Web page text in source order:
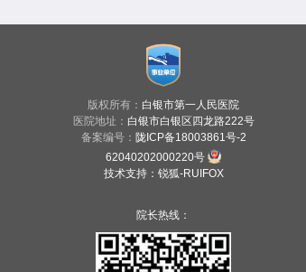
版权所有： 白银市第一人民医院
医院地址： 白银市白银区四龙路222号
备案编号： 陇ICP备18003861号-2
62040202000220号
技术支持： 锐狐-RUIFOX
院长热线：